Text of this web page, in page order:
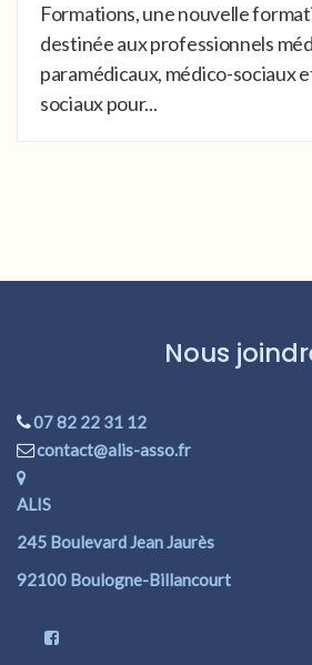
Formations, une nouvelle
destinée aux professionnels
paramédicaux, médico-sociaux
sociaux pour...
Nous
07 82 22 31 12
contact@alis-asso.fr
ALIS
245 Boulevard Jean Jaurès
92100 Boulogne-Billancourt